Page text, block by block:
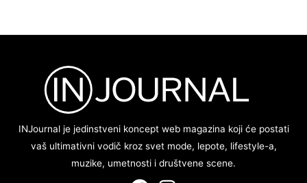
INJournal je jedinstveni koncept web magazina koji će postati
vaš ultimativni vodič kroz svet mode, lepote, lifestyle-a,
muzike, umetnosti i društvene scene.